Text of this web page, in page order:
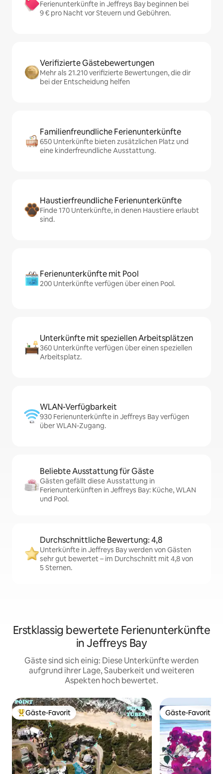
Ferienunterkünfte in Jeffreys Bay beginnen bei
9 € pro Nacht vor Steuern und Gebühren.
Verifizierte Gästebewertungen
Mehr als 21.210 verifizierte Bewertungen, die dir
bei der Entscheidung helfen
Familienfreundliche Ferienunterkünfte
650 Unterkünfte bieten zusätzlichen Platz und
eine kinderfreundliche Ausstattung.
Haustierfreundliche Ferienunterkünfte
Finde 170 Unterkünfte, in denen Haustiere erlaubt
sind.
Ferienunterkünfte mit Pool
200 Unterkünfte verfügen über einen Pool.
Unterkünfte mit speziellen Arbeitsplätzen
360 Unterkünfte verfügen über einen speziellen
Arbeitsplatz.
WLAN-Verfügbarkeit
930 Ferienunterkünfte in Jeffreys Bay verfügen
über WLAN-Zugang.
Beliebte Ausstattung für Gäste
Gästen gefällt diese Ausstattung in
Ferienunterkünften in Jeffreys Bay: Küche, WLAN
und Pool.
Durchschnittliche Bewertung: 4,8
Unterkünfte in Jeffreys Bay werden von Gästen
sehr gut bewertet – im Durchschnitt mit 4,8 von
5 Sternen.
Erstklassig bewertete Ferienunterkünfte
in Jeffreys Bay
Gäste sind sich einig: Diese Unterkünfte werden
aufgrund ihrer Lage, Sauberkeit und weiteren
Aspekten hoch bewertet.
Beliebter Gäste-Favorit.
Gäste-Favorit Gäste-Favorit
Gäste-Favorit